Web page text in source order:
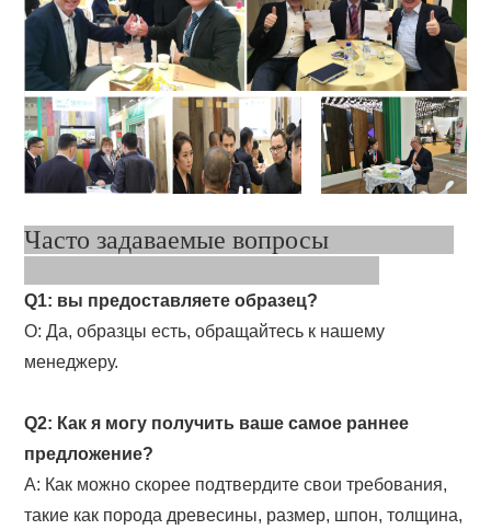
Часто задаваемые вопросы
Q1: вы предоставляете образец?
О: Да, образцы есть, обращайтесь к нашему
менеджеру.
Q2: Как я могу получить ваше самое раннее
предложение?
A: Как можно скорее подтвердите свои требования,
такие как порода древесины, размер, шпон, толщина,